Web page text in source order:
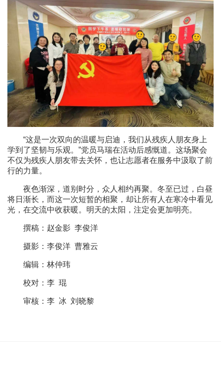
“这是一次双向的温暖与启迪，我们从残疾人朋友身上
学到了坚韧与乐观。”党员马瑞在活动后感慨道。这场聚会
不仅为残疾人朋友带去关怀，也让志愿者在服务中汲取了前
行的力量。
夜色渐深，道别时分，众人相约再聚。冬至已过，白昼
将日渐长，而这一次短暂的相聚，却让所有人在寒冷中看见
光，在交流中收获暖。明天的太阳，注定会更加明亮。
撰稿：赵金影 李俊洋
摄影：李俊洋 曹雅云
编辑：林仲玮
校对：李 琨
审核：李 冰 刘晓黎